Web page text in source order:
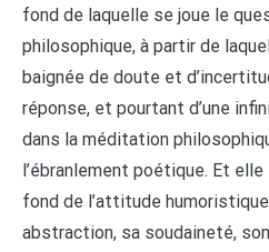
fond de laquelle se joue le
philosophique, à partir de
baignée de doute et
réponse, et pourtant d’une
dans la méditation
l’ébranlement poétique. Et
fond de l’attitude
abstraction, sa soudaineté,